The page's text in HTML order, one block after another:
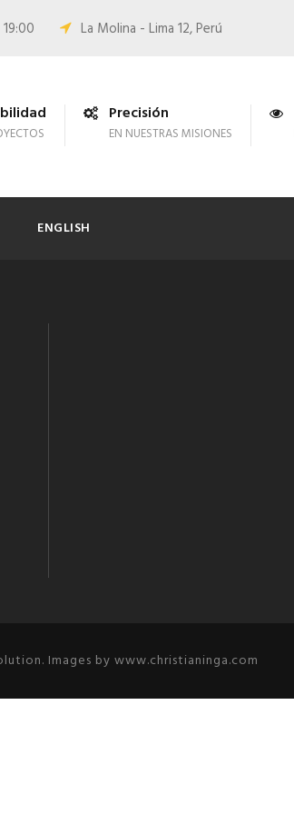
La Molina - Lima 12, Perú
Precisión
EN NUESTRAS MISIONES
ENGLISH
Images by www.christianinga.com